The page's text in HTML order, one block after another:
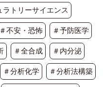
ラトリーサイエンス
＃不安・恐怖 ＃予防医学
＃全合成 ＃内分泌
＃分析化学 ＃分析法構築